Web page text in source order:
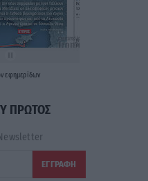
εφημερίδων
ΠΡΩΤΟΣ